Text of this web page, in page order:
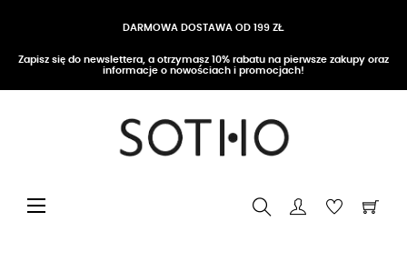
DARMOWA DOSTAWA OD 199 ZŁ
Zapisz się do newslettera, a otrzymasz 10% rabatu na pierwsze zakupy oraz
informacje o nowościach i promocjach!
Przełącz nawigację
☰